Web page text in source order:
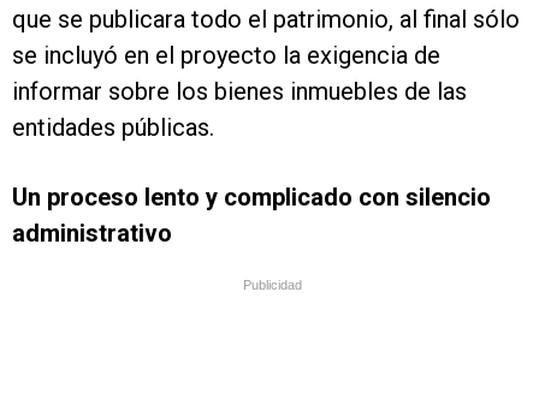
que se publicara todo el patrimonio, al final sólo
se incluyó en el proyecto la exigencia de
informar sobre los bienes inmuebles de las
entidades públicas.
Un proceso lento y complicado con silencio
administrativo
Publicidad